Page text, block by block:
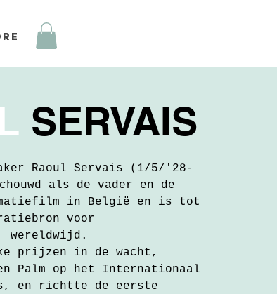
SERVAIS
Raoul Servais (1/5/'28-
als de vader en de
in België en is tot
voor
wereldwijd.
prijzen in de wacht,
Palm op het Internationaal
en richtte de eerste